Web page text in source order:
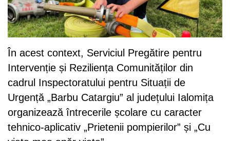
În acest context, Serviciul Pregătire pentru
Intervenție și Reziliența Comunităților din
cadrul Inspectoratului pentru Situații de
Urgență „Barbu Catargiu” al județului Ialomița
organizează întrecerile școlare cu caracter
tehnico-aplicativ „Prietenii pompierilor” și „Cu